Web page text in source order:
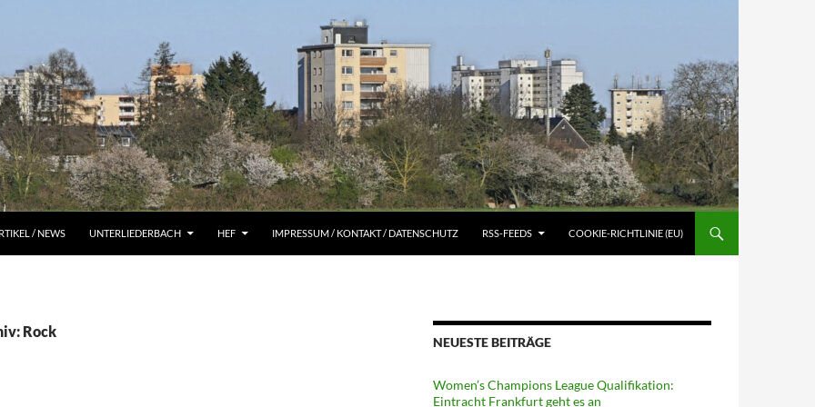
/ NEWS UNTERLIEDERBACH HEF IMPRESSUM / KONTAKT / DATENSCHUTZ RSS-FEEDS COOKIE-RICHTLINIE (EU)
Rock
NEUESTE BEITRÄGE
Women’s Champions League Qualifikation:
Eintracht Frankfurt geht es an